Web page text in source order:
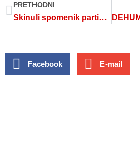
PRETHODNI
Skinuli spomenik partizanima, pa ga “zaboravili” vratiti
Facebook E-mail